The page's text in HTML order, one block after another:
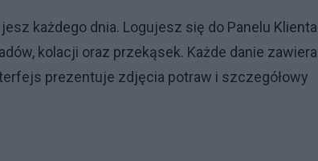
każdego dnia. Logujesz się do Panelu Klienta
kolacji oraz przekąsek. Każde danie zawiera
prezentuje zdjęcia potraw i szczegółowy